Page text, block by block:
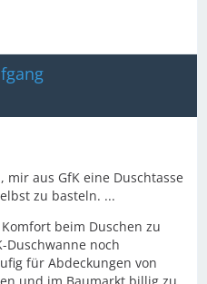
aus GfK eine Duschtasse
zu basteln. ...
beim Duschen zu
Duschwanne noch
für Abdeckungen von